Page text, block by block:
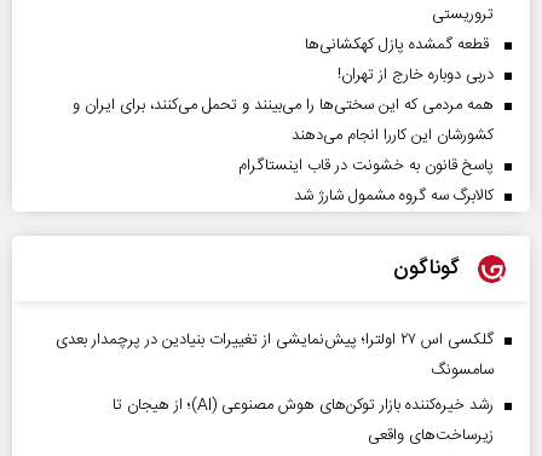
تروریستی
قطعه گمشده پازل کهکشانی‌ها
دربی دوباره خارج از تهران!
همه مردمی که این سختی‌ها را می‌بینند و تحمل می‌کنند، برای ایران و
کشورشان این کاررا انجام می‌دهند
پاسخ قانون به خشونت در قاب اینستاگرام
کالابرگ سه گروه مشمول شارژ شد
گوناگون
گلکسی اس ۲۷ اولترا؛ پیش‌نمایشی از تغییرات بنیادین در پرچمدار بعدی
سامسونگ
رشد خیره‌کننده بازار توکن‌های هوش مصنوعی (AI)؛ از هیجان تا
زیرساخت‌های واقعی